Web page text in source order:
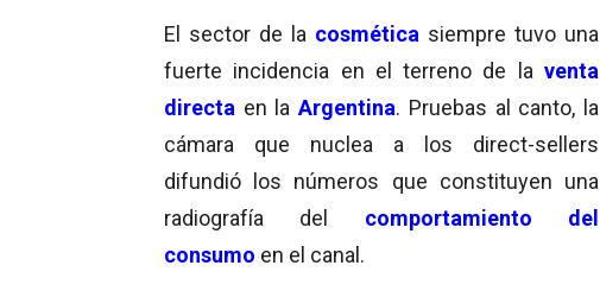
El sector de la cosmética siempre tuvo una
fuerte incidencia en el terreno de la venta
directa en laArgentina. Pruebas al canto, la
cámara que nuclea a los direct-sellers
difundió los números que constituyen una
radiografía del comportamiento del
consumo en el canal.